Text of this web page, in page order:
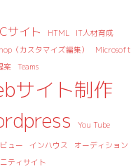
サイト HTML
IT人材育成
（カスタマイズ編集）
Microsoft
案
Teams
サイト制作
You Tube
ュー インハウス
オーディション
ティサイト